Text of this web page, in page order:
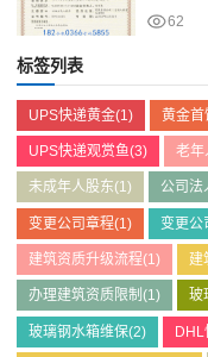
62
标签列表
UPS快递黄金(1) 黄金
UPS快递观赏鱼(3) 老年
未成年人股东(1) 公司法
变更公司章程(1) 变更公
建筑资质升级流程(1) 建
办理建筑资质限制 (1) 玻
玻璃钢水箱维保(2) DHL